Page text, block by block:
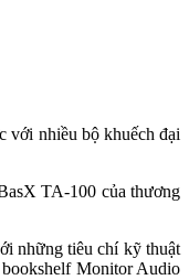
với nhiều bộ khuếch đại
TA-100 của thương
những tiêu chí kỹ thuật
Monitor Audio